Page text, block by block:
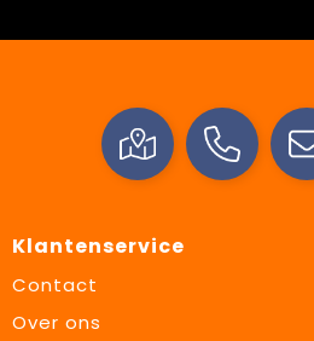
Klantenservice
Contact
Over ons